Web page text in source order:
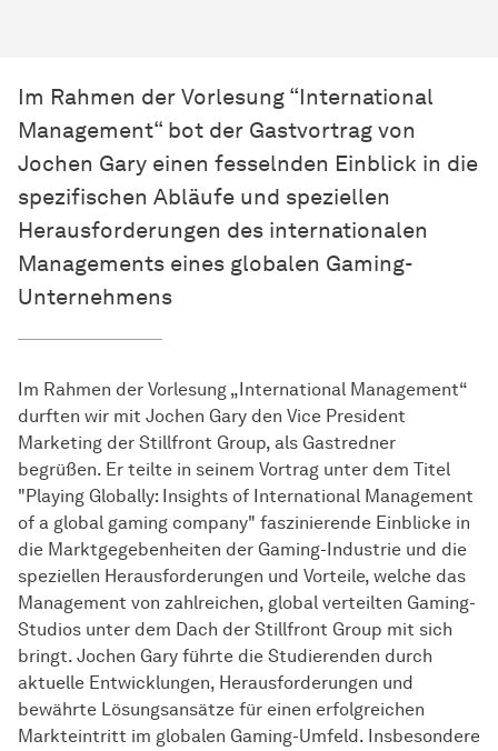
Im Rahmen der Vorlesung “International
Management“ bot der Gastvortrag von
Jochen Gary einen fesselnden Einblick in die
spezifischen Abläufe und speziellen
Herausforderungen des internationalen
Managements eines globalen Gaming-
Unternehmens
Im Rahmen der Vorlesung „International Management“
durften wir mit Jochen Gary den Vice President
Marketing der Stillfront Group, als Gastredner
begrüßen. Er teilte in seinem Vortrag unter dem Titel
"Playing Globally: Insights of International Management
of a global gaming company" faszinierende Einblicke in
die Marktgegebenheiten der Gaming-Industrie und die
speziellen Herausforderungen und Vorteile, welche das
Management von zahlreichen, global verteilten Gaming-
Studios unter dem Dach der Stillfront Group mit sich
bringt. Jochen Gary führte die Studierenden durch
aktuelle Entwicklungen, Herausforderungen und
bewährte Lösungsansätze für einen erfolgreichen
Markteintritt im globalen Gaming-Umfeld. Insbesondere